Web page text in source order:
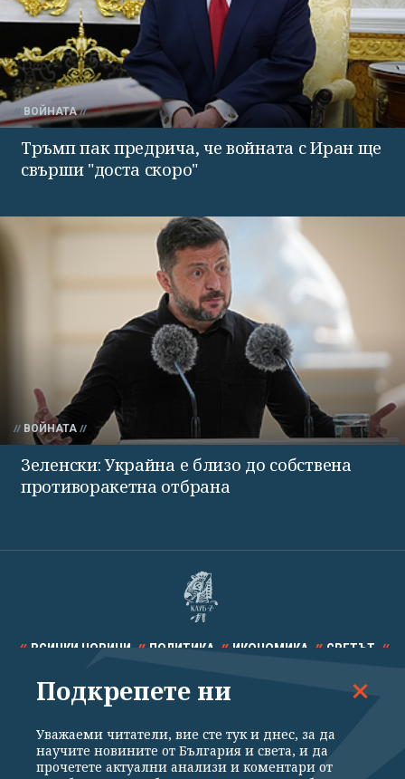
ВОЙНАТА
Тръмп пак предрича, че войната с Иран ще
свърши "доста скоро"
ВОЙНАТА
Зеленски: Украйна е близо до собствена
противоракетна отбрана
ВСИЧКИ НОВИНИ ПОЛИТИКА ИКОНОМИКА СВЕТЪТ
СПОРТ КУЛТУРА ТЕХНОЛОГИИ КАЛЕЙДОСКОП
Подкрепете ни
Уважаеми читатели, вие сте тук и днес, за да
научите новините от България и света, и да
прочетете актуални анализи и коментари от